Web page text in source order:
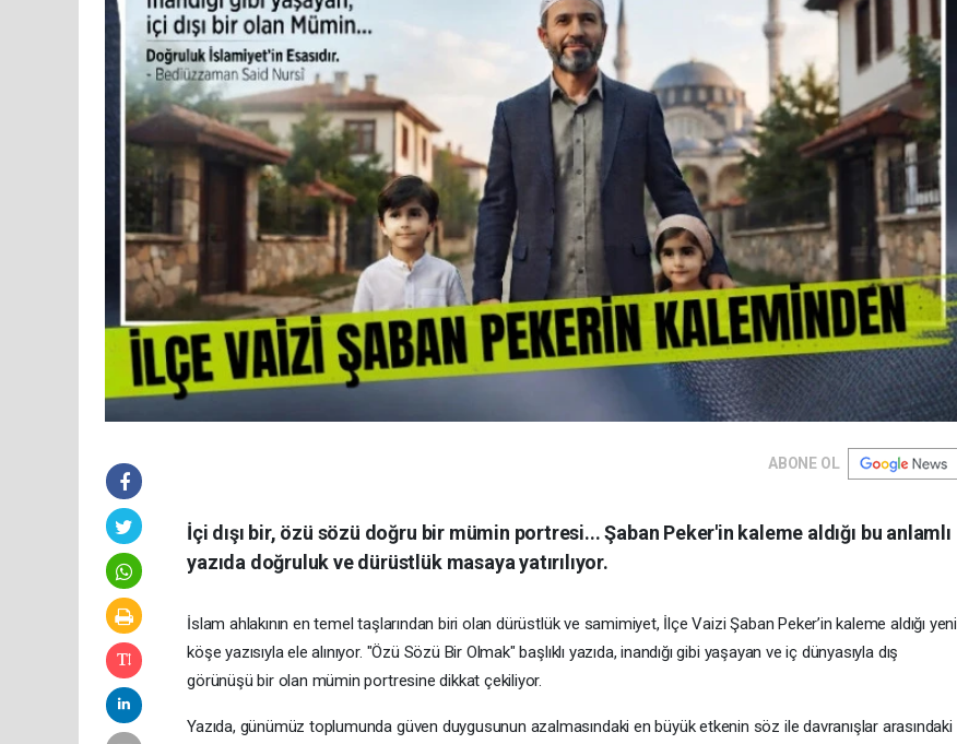
ABONE OL
İçi dışı bir, özü sözü doğru bir mümin portresi... Şaban Peker'in kaleme aldığı bu anlamlı
yazıda doğruluk ve dürüstlük masaya yatırılıyor.
İslam ahlakının en temel taşlarından biri olan dürüstlük ve samimiyet, İlçe Vaizi Şaban Peker’in kaleme aldığı yeni
köşe yazısıyla ele alınıyor. "Özü Sözü Bir Olmak" başlıklı yazıda, inandığı gibi yaşayan ve iç dünyasıyla dış
görünüşü bir olan mümin portresine dikkat çekiliyor.
​Yazıda, günümüz toplumunda güven duygusunun azalmasındaki en büyük etkenin söz ile davranışlar arasındaki